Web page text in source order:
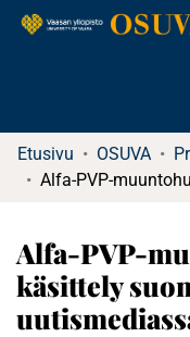
Etusivu OSUVA
Alfa-PVP-
käsittely